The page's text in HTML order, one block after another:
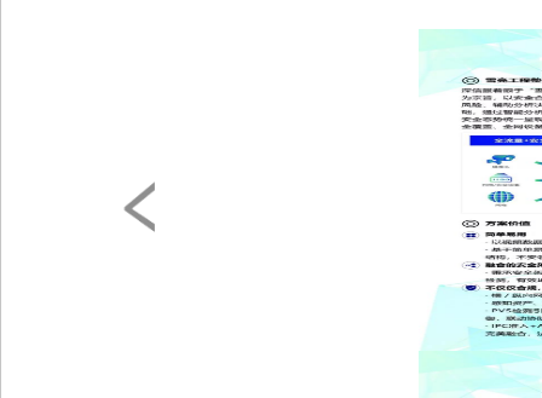
江西高创保安服务张占林：解决